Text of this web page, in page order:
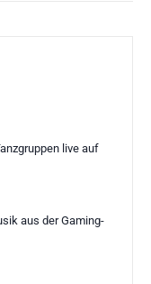
live auf
aus der Gaming-